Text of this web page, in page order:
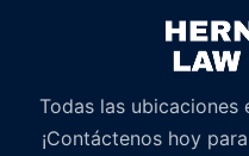
Todas las ubicaciones
¡Contáctenos hoy